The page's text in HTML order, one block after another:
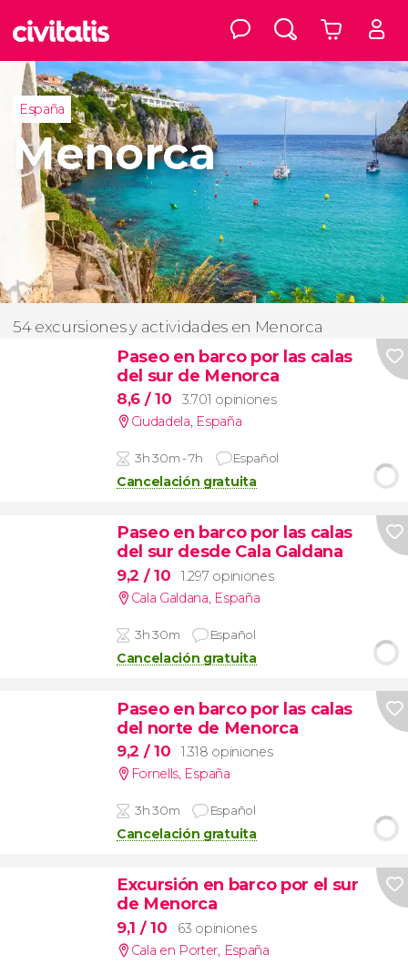
España
Menorca
54 excursiones y actividades en Menorca
Paseo en barco por las calas
del sur de Menorca
8,6 / 10
3.701 opiniones
Ciudadela, España
3h 30m - 7h Español
Cancelación gratuita
Paseo en barco por las calas
del sur desde Cala Galdana
9,2 / 10
1.297 opiniones
Cala Galdana, España
3h 30m Español
Cancelación gratuita
Paseo en barco por las calas
del norte de Menorca
9,2 / 10
1.318 opiniones
Fornells, España
3h 30m Español
Cancelación gratuita
Excursión en barco por el sur
de Menorca
9,1 / 10
63 opiniones
Cala en Porter, España